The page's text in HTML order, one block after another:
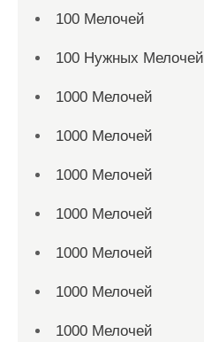
100 Мелочей
100 Нужных Мелочей
1000 Мелочей
1000 Мелочей
1000 Мелочей
1000 Мелочей
1000 Мелочей
1000 Мелочей
1000 Мелочей